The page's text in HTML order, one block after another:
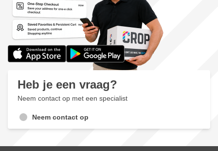
Heb je een vraag?
Neem contact op met een specialist
Neem contact op